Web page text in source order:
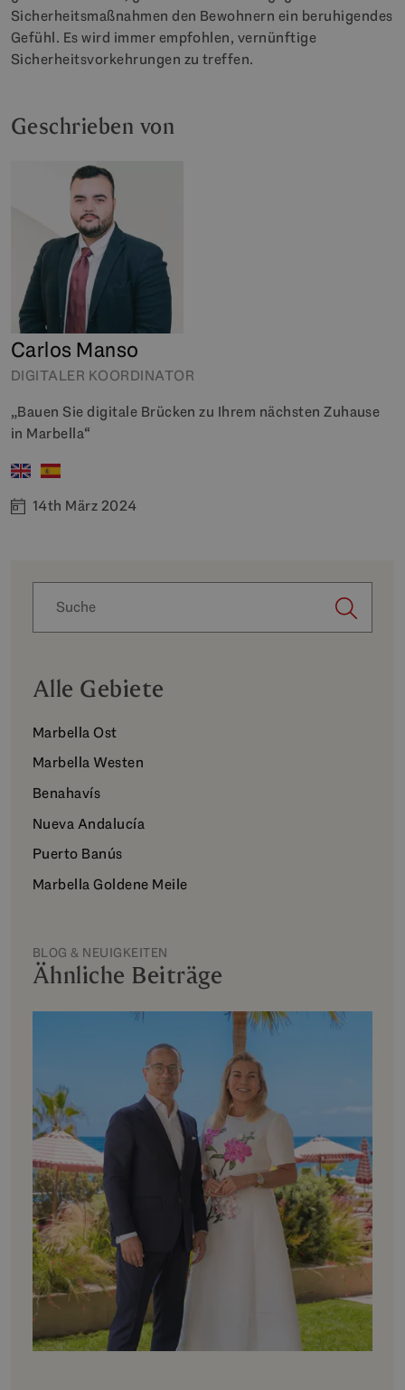
Sicherheitsmaßnahmen den Bewohnern ein beruhigendes
Gefühl. Es wird immer empfohlen, vernünftige
Sicherheitsvorkehrungen zu treffen.
Geschrieben von
Carlos Manso
DIGITALER KOORDINATOR
„Bauen Sie digitale Brücken zu Ihrem nächsten Zuhause
in Marbella“
14th März 2024
Alle Gebiete
Marbella Ost
Marbella Westen
Benahavís
Nueva Andalucía
Puerto Banús
Marbella Goldene Meile
BLOG & NEUIGKEITEN
Ähnliche Beiträge